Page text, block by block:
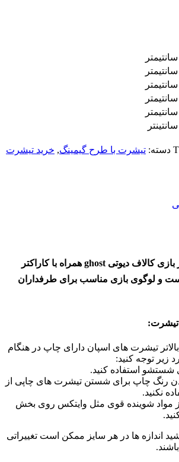
دسته: تیشرت با طرح گیمینگ, خرید تیشرت
خرید تیشرت طرح دار بازی کالاف دیوتی ghost همراه با کاراکتر
و لوگوی بازی مناسب برای طرفداران
تیشرت های اسپان دارای چاپ در هنگام
زیر توجه کنید:
شستشو استفاده کنید.
رنگ چاپ برای شستن تیشرت های چاپی از
نکنید.
مواد شوینده قوی مثل وایتکس روی بخش
اندازه ها در هر سایز ممکن است تغییراتی